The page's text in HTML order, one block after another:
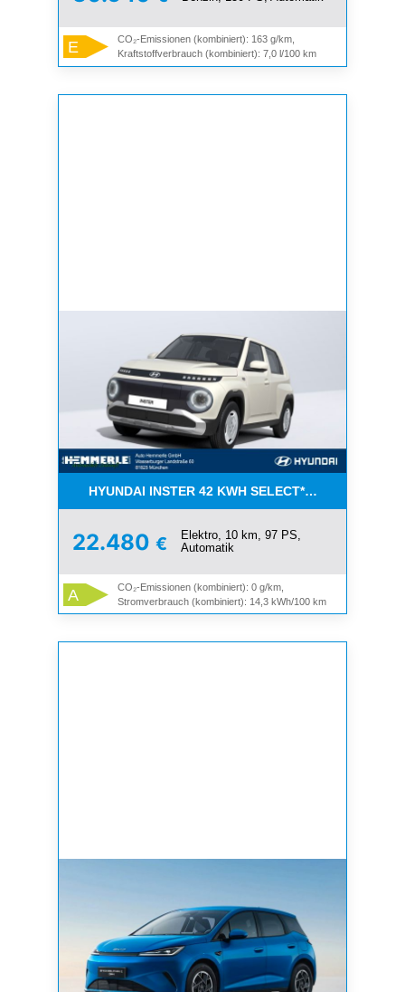
E
CO₂-Emissionen (kombiniert): 163 g/km,
Kraftstoffverbrauch (kombiniert): 7,0 l/100 km
HYUNDAI INSTER 42 KWH SELECT*NAVI*F. ÖFF.
22.480 €
Elektro, 10 km, 97 PS,
Automatik
A
CO₂-Emissionen (kombiniert): 0 g/km,
Stromverbrauch (kombiniert): 14,3 kWh/100 km